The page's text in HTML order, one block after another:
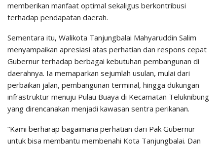
memberikan manfaat optimal sekaligus berkontribusi
terhadap pendapatan daerah.
Sementara itu, Walikota Tanjungbalai Mahyaruddin Salim
menyampaikan apresiasi atas perhatian dan respons cepat
Gubernur terhadap berbagai kebutuhan pembangunan di
daerahnya. Ia memaparkan sejumlah usulan, mulai dari
perbaikan jalan, pembangunan terminal, hingga dukungan
infrastruktur menuju Pulau Buaya di Kecamatan Teluknibung
yang direncanakan menjadi kawasan sentra perikanan.
“Kami berharap bagaimana perhatian dari Pak Gubernur
untuk bisa membantu membenahi Kota Tanjungbalai. Dan